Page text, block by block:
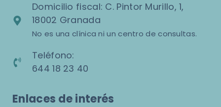
Domicilio fiscal: C. Pintor Murillo, 1,
18002 Granada
No es una clínica ni un centro de consultas.
Teléfono:
644 18 23 40
Enlaces de interés